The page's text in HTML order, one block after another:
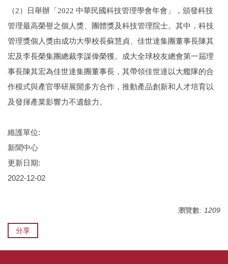
（2）日舉辦「2022 中華民國科技管理學會年會」，頒發科技
管理最高榮譽之個人獎、團體獎及科技管理院士。其中，科技
管理獎個人獎由成功大學校長蘇慧貞、佳世達集團董事長陳其
宏及李長榮集團總裁李謀偉榮獲。成大全球校友總會第一屆理
事長陳其宏為佳世達集團董事長，其帶領佳世達以大艦隊的合
作模式與產官學研展開多方合作，推動產品創新和人才培育以
及發揮產業影響力不遺餘力。
維護單位:
新聞中心
更新日期:
2022-12-02
瀏覽數: 1209
分享